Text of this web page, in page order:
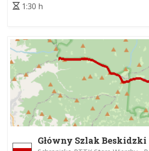
1:30 h
Główny Szlak Beskidzki